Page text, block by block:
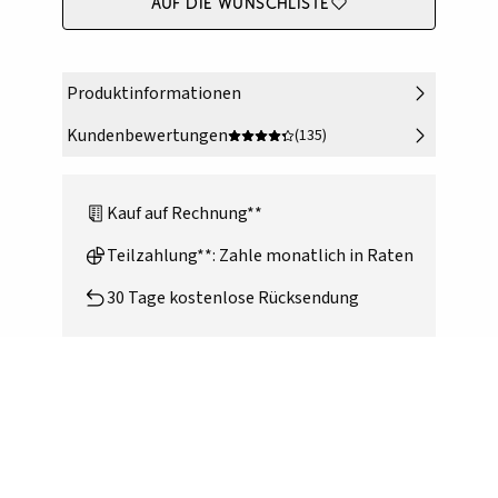
Produktinformationen
Kundenbewertungen
(135)
Kauf auf Rechnung**
Teilzahlung**: Zahle monatlich in Raten
30 Tage kostenlose Rücksendung